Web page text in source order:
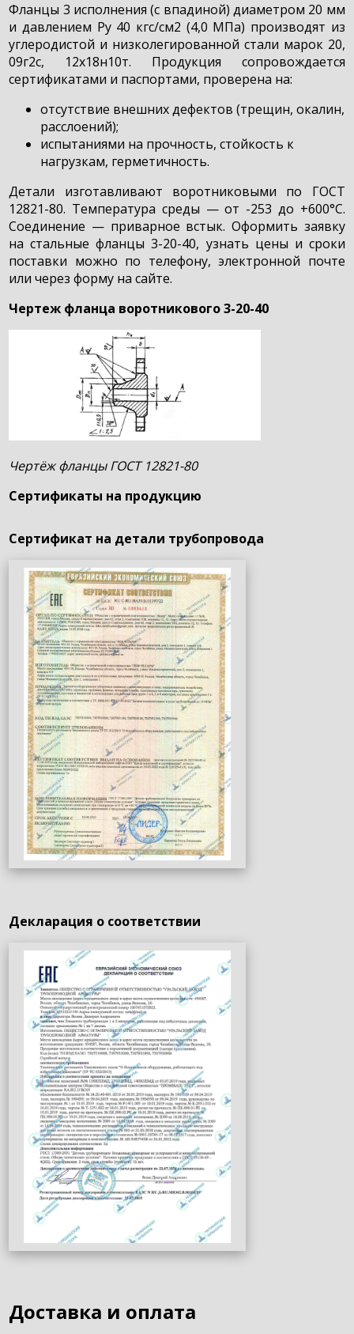
Фланцы 3 исполнения (с впадиной) диаметром 20 мм
и давлением Ру 40 кгс/см2 (4,0 МПа) производят из
углеродистой и низколегированной стали марок 20,
09г2с, 12х18н10т. Продукция сопровождается
сертификатами и паспортами, проверена на:
отсутствие внешних дефектов (трещин, окалин,
расслоений);
испытаниями на прочность, стойкость к
нагрузкам, герметичность.
Детали изготавливают воротниковыми по ГОСТ
12821-80. Температура среды — от -253 до +600°С.
Соединение — приварное встык. Оформить заявку
на стальные фланцы 3-20-40, узнать цены и сроки
поставки можно по телефону, электронной почте
или через форму на сайте.
Чертеж фланца воротникового 3-20-40
Чертёж фланцы ГОСТ 12821-80
Сертификаты на продукцию
Сертификат на детали трубопровода
Декларация о соответствии
Доставка и оплата